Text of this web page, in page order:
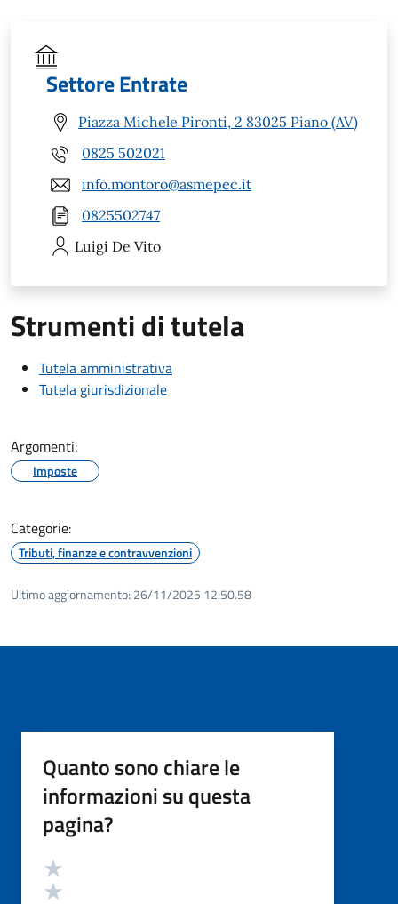
Settore Entrate
Piazza Michele Pironti, 2 83025 Piano (AV)
0825 502021
info.montoro@asmepec.it
0825502747
Luigi De Vito
Strumenti di tutela
Tutela amministrativa
Tutela giurisdizionale
Argomenti:
Imposte
Categorie:
Tributi, finanze e contravvenzioni
Ultimo aggiornamento: 26/11/2025 12:50.58
Quanto sono chiare le
informazioni su questa
pagina?
Valutazione